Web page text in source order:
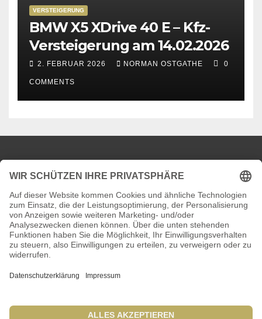
VERSTEIGERUNG
BMW X5 XDrive 40 E – Kfz-
Versteigerung am 14.02.2026
2. FEBRUAR 2026 NORMAN OSTGATHE 0
COMMENTS
News aus dem KFZ-Pfandleihhaus